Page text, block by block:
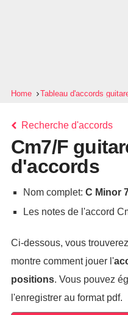
Home Tableau d'accords
Recherche d'accords
Cm7/F
d'accords
Nom complet: C Minor
Les notes de l'accord
Ci-dessous, vous
montre comment jouer l'
positions. Vous pouvez
l'enregistrer au format pdf.